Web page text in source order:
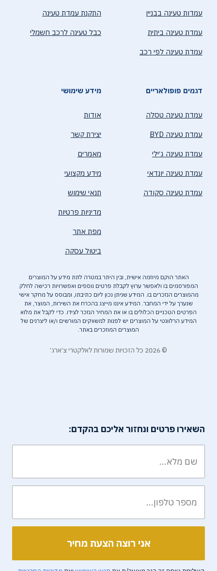
עמדות טעינה בבניין
עמדת טעינה ביתית
עמדת טעינה לפי רכב
התקנת עמדת טעינה
כבל טעינה לרכב חשמלי
דגמים פופולאריים
עמדת טעינה טסלה
עמדת טעינה BYD
עמדת טעינה ג׳ילי
עמדת טעינה יונדאי
עמדת טעינה סקודה
מידע שימושי
אודות
יצירת קשר
מאמרים
מידע מקצועי
תנאי שימוש
מדיניות פרטיות
מפת אתר
ביטול עסקה
האתר הוקם מיוזמה אישית, ובין היתר במטרה לתת מידע על המוצרים
המפורסמים בו ולאפשר ערוץ לקבלת פרטים נוספים ואפשרויות רכישה לחלק
מהמוצרים הנזכרים בו. המידע שניתן נכון ליום כתיבתו, ומבוסס על מחקר אישי
שנערך על ידי המחבר. המידע איננו מייצג בהכרח את השירות, המוצר, את
הפרטים הטכניים הכלולים בו או את המחיר הנזכר לצידו. כדי לקבל את מלוא
המידע הרלוונטי על המוצרים יש לפנות למשווקים המורשים ו/או ליצרנים של
המוצרים המוזכרים באתר.
© 2026 כל הזכויות שמורות לאלקטרי צ׳ארג׳
השאירו פרטים ונחזור אליכם בהקדם: